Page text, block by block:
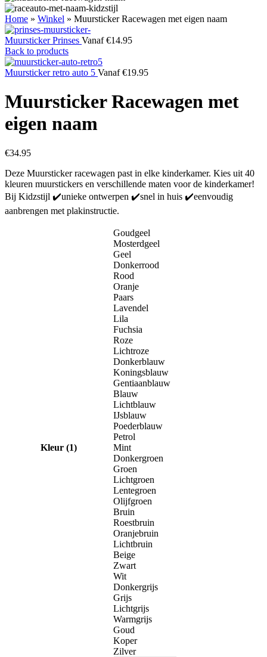
Home » Winkel » Muursticker Racewagen met eigen naam
Muursticker Prinses Vanaf €14.95
Back to products
Muursticker retro auto 5 Vanaf €19.95
Muursticker Racewagen met
eigen naam
€34.95
Deze Muursticker racewagen past in elke kinderkamer. Kies uit 40
kleuren muurstickers en verschillende maten voor de kinderkamer!
Bij Kidzstijl ✔️unieke ontwerpen ✔️snel in huis ✔️eenvoudig
aanbrengen met plakinstructie.
Kleur (1)
Goudgeel
Mosterdgeel
Geel
Donkerrood
Rood
Oranje
Paars
Lavendel
Lila
Fuchsia
Roze
Lichtroze
Donkerblauw
Koningsblauw
Gentiaanblauw
Blauw
Lichtblauw
IJsblauw
Poederblauw
Petrol
Mint
Donkergroen
Groen
Lichtgroen
Lentegroen
Olijfgroen
Bruin
Roestbruin
Oranjebruin
Lichtbruin
Beige
Zwart
Wit
Donkergrijs
Grijs
Lichtgrijs
Warmgrijs
Goud
Koper
Zilver